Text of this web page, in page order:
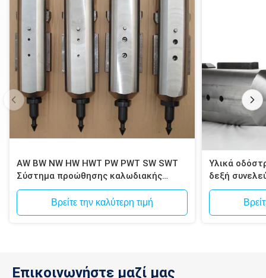
AW BW NW HW HWT PW PWT SW SWT
Σύστημα προώθησης καλωδιακής
θήκης
Βρείτε την καλύτερη τιμή
Υλικά
δεξή
τρυπάνι που
τρυπούν
Επικοινωνήστε μαζί μας